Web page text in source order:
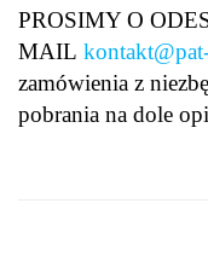
PROSIMY O
MAIL
zamówienia z
pobrania na dole